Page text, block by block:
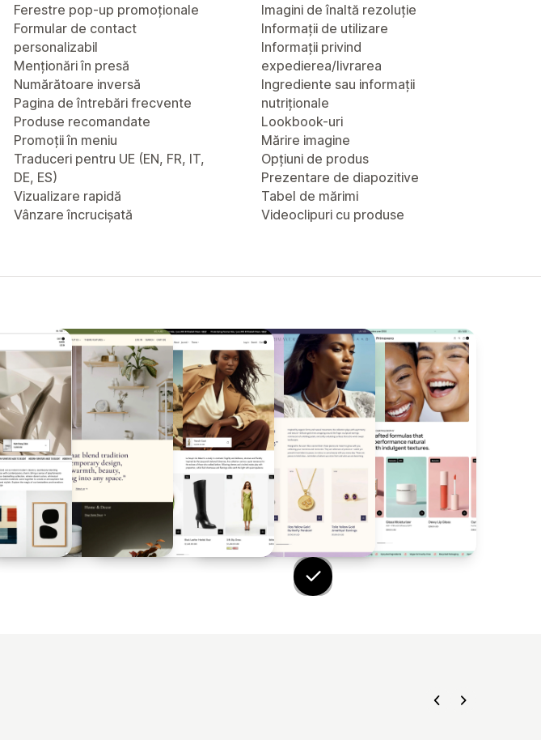
Ferestre pop-up promoționale
Formular de contact
personalizabil
Menționări în presă
Numărătoare inversă
Pagina de întrebări frecvente
Produse recomandate
Promoții în meniu
Traduceri pentru UE (EN, FR, IT,
DE, ES)
Vizualizare rapidă
Vânzare încrucișată
Imagini de înaltă rezoluție
Informații de utilizare
Informații privind
expedierea/livrarea
Ingrediente sau informații
nutriționale
Lookbook-uri
Mărire imagine
Opțiuni de produs
Prezentare de diapozitive
Tabel de mărimi
Videoclipuri cu produse